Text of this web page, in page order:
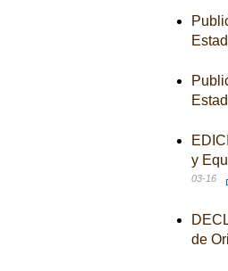
y
03-16
de